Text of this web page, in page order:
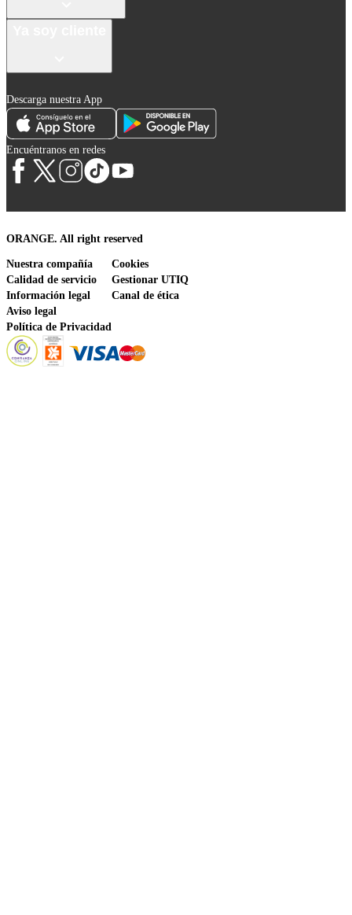
Descarga nuestra App
Encuéntranos en redes
ORANGE. All right reserved
Nuestra compañía
Calidad de servicio
Información legal
Aviso legal
Política de Privacidad
Cookies
Gestionar UTIQ
Canal de ética